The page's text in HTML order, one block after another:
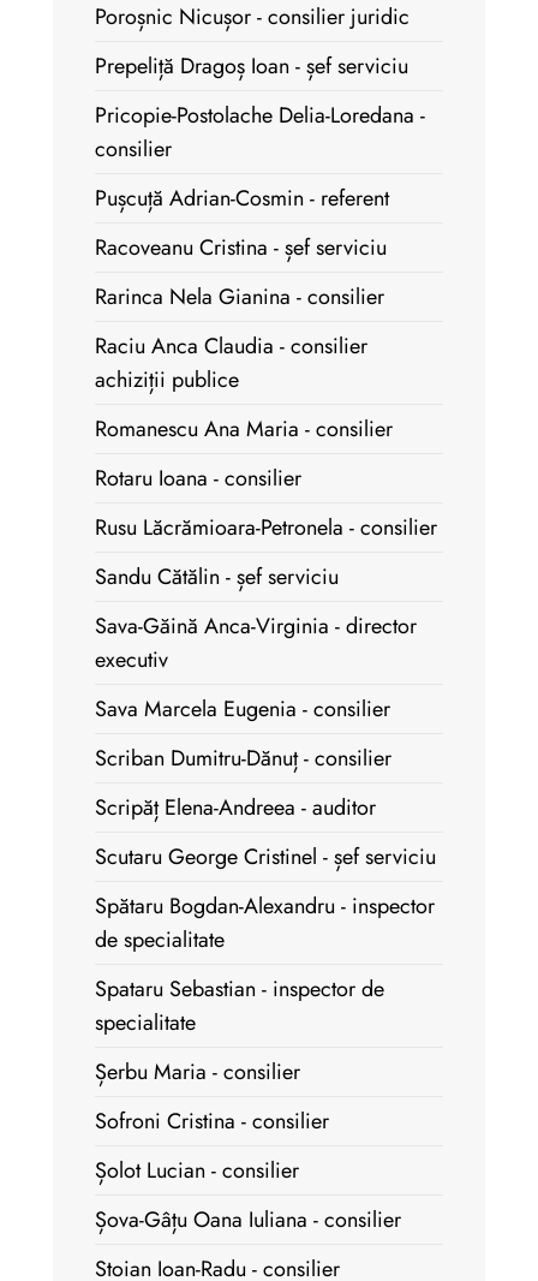
Poroșnic Nicușor - consilier juridic
Prepeliță Dragoș Ioan - șef serviciu
Pricopie-Postolache Delia-Loredana -
consilier
Pușcuță Adrian-Cosmin - referent
Racoveanu Cristina - șef serviciu
Rarinca Nela Gianina - consilier
Raciu Anca Claudia - consilier
achiziții publice
Romanescu Ana Maria - consilier
Rotaru Ioana - consilier
Rusu Lăcrămioara-Petronela - consilier
Sandu Cătălin - șef serviciu
Sava-Găină Anca-Virginia - director
executiv
Sava Marcela Eugenia - consilier
Scriban Dumitru-Dănuț - consilier
Scripăț Elena-Andreea - auditor
Scutaru George Cristinel - șef serviciu
Spătaru Bogdan-Alexandru - inspector
de specialitate
Spataru Sebastian - inspector de
specialitate
Șerbu Maria - consilier
Sofroni Cristina - consilier
Șolot Lucian - consilier
Șova-Gâțu Oana Iuliana - consilier
Stoian Ioan-Radu - consilier